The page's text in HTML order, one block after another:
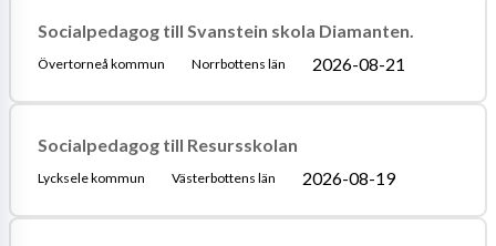
Socialpedagog till Svanstein skola Diamanten.
Övertorneå kommun Norrbottens län 2026-08-21
Socialpedagog till Resursskolan
Lycksele kommun Västerbottens län 2026-08-19